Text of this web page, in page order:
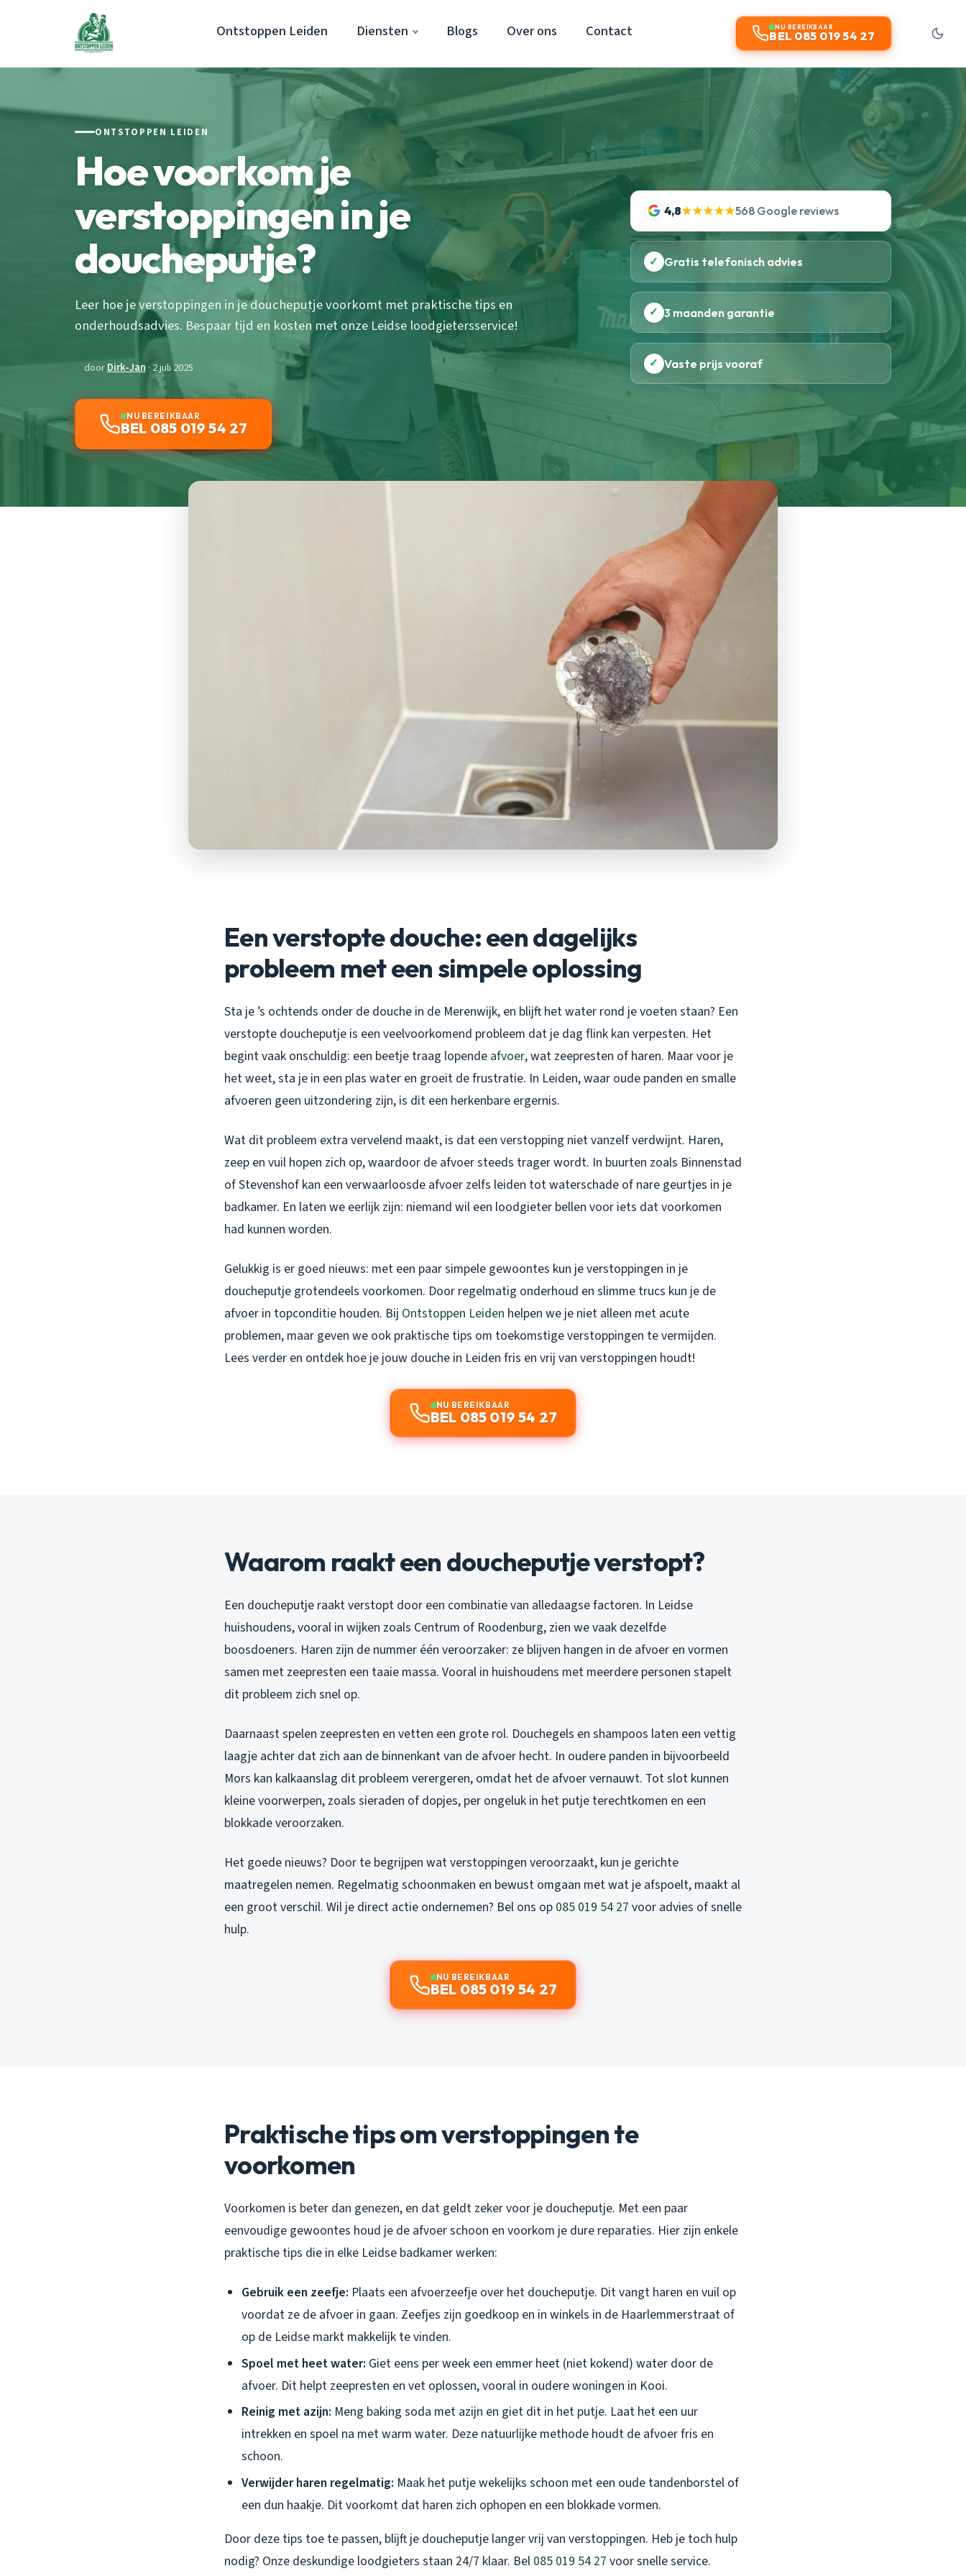
Ontstoppen Leiden Diensten Blogs Over ons Contact NU BEREIKBAAR
BEL 085 019 54 27
ONTSTOPPEN LEIDEN
Hoe voorkom je
verstoppingen in je
doucheputje?
Leer hoe je verstoppingen in je doucheputje voorkomt met praktische tips en
onderhoudsadvies. Bespaar tijd en kosten met onze Leidse loodgietersservice!
doorDirk-Jan · 2 juli 2025
NU BEREIKBAAR
BEL 085 019 54 27
4,8★★★★★568 Google reviews
✓ Gratis telefonisch advies
✓ 3 maanden garantie
✓ Vaste prijs vooraf
Een verstopte douche: een dagelijks
probleem met een simpele oplossing
Sta je ’s ochtends onder de douche in de Merenwijk, en blijft het water rond je voeten staan? Een
verstopte doucheputje is een veelvoorkomend probleem dat je dag flink kan verpesten. Het
begint vaak onschuldig: een beetje traag lopende afvoer, wat zeepresten of haren. Maar voor je
het weet, sta je in een plas water en groeit de frustratie. In Leiden, waar oude panden en smalle
afvoeren geen uitzondering zijn, is dit een herkenbare ergernis.
Wat dit probleem extra vervelend maakt, is dat een verstopping niet vanzelf verdwijnt. Haren,
zeep en vuil hopen zich op, waardoor de afvoer steeds trager wordt. In buurten zoals Binnenstad
of Stevenshof kan een verwaarloosde afvoer zelfs leiden tot waterschade of nare geurtjes in je
badkamer. En laten we eerlijk zijn: niemand wil een loodgieter bellen voor iets dat voorkomen
had kunnen worden.
Gelukkig is er goed nieuws: met een paar simpele gewoontes kun je verstoppingen in je
doucheputje grotendeels voorkomen. Door regelmatig onderhoud en slimme trucs kun je de
afvoer in topconditie houden. Bij Ontstoppen Leiden helpen we je niet alleen met acute
problemen, maar geven we ook praktische tips om toekomstige verstoppingen te vermijden.
Lees verder en ontdek hoe je jouw douche in Leiden fris en vrij van verstoppingen houdt!
NU BEREIKBAAR
BEL 085 019 54 27
Waarom raakt een doucheputje verstopt?
Een doucheputje raakt verstopt door een combinatie van alledaagse factoren. In Leidse
huishoudens, vooral in wijken zoals Centrum of Roodenburg, zien we vaak dezelfde
boosdoeners. Haren zijn de nummer één veroorzaker: ze blijven hangen in de afvoer en vormen
samen met zeepresten een taaie massa. Vooral in huishoudens met meerdere personen stapelt
dit probleem zich snel op.
Daarnaast spelen zeepresten en vetten een grote rol. Douchegels en shampoos laten een vettig
laagje achter dat zich aan de binnenkant van de afvoer hecht. In oudere panden in bijvoorbeeld
Mors kan kalkaanslag dit probleem verergeren, omdat het de afvoer vernauwt. Tot slot kunnen
kleine voorwerpen, zoals sieraden of dopjes, per ongeluk in het putje terechtkomen en een
blokkade veroorzaken.
Het goede nieuws? Door te begrijpen wat verstoppingen veroorzaakt, kun je gerichte
maatregelen nemen. Regelmatig schoonmaken en bewust omgaan met wat je afspoelt, maakt al
een groot verschil. Wil je direct actie ondernemen? Bel ons op 085 019 54 27 voor advies of snelle
hulp.
NU BEREIKBAAR
BEL 085 019 54 27
Praktische tips om verstoppingen te
voorkomen
Voorkomen is beter dan genezen, en dat geldt zeker voor je doucheputje. Met een paar
eenvoudige gewoontes houd je de afvoer schoon en voorkom je dure reparaties. Hier zijn enkele
praktische tips die in elke Leidse badkamer werken:
Gebruik een zeefje: Plaats een afvoerzeefje over het doucheputje. Dit vangt haren en vuil op
voordat ze de afvoer in gaan. Zeefjes zijn goedkoop en in winkels in de Haarlemmerstraat of
op de Leidse markt makkelijk te vinden.
Spoel met heet water: Giet eens per week een emmer heet (niet kokend) water door de
afvoer. Dit helpt zeepresten en vet oplossen, vooral in oudere woningen in Kooi.
Reinig met azijn: Meng baking soda met azijn en giet dit in het putje. Laat het een uur
intrekken en spoel na met warm water. Deze natuurlijke methode houdt de afvoer fris en
schoon.
Verwijder haren regelmatig: Maak het putje wekelijks schoon met een oude tandenborstel of
een dun haakje. Dit voorkomt dat haren zich ophopen en een blokkade vormen.
Door deze tips toe te passen, blijft je doucheputje langer vrij van verstoppingen. Heb je toch hulp
nodig? Onze deskundige loodgieters staan 24/7 klaar. Bel 085 019 54 27 voor snelle service.